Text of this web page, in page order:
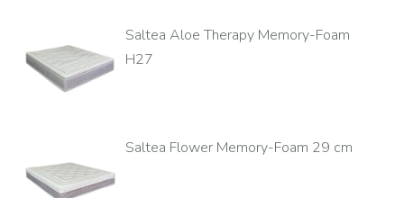
Saltea Aloe Therapy Memory-Foam
H27
Saltea Flower Memory-Foam 29 cm